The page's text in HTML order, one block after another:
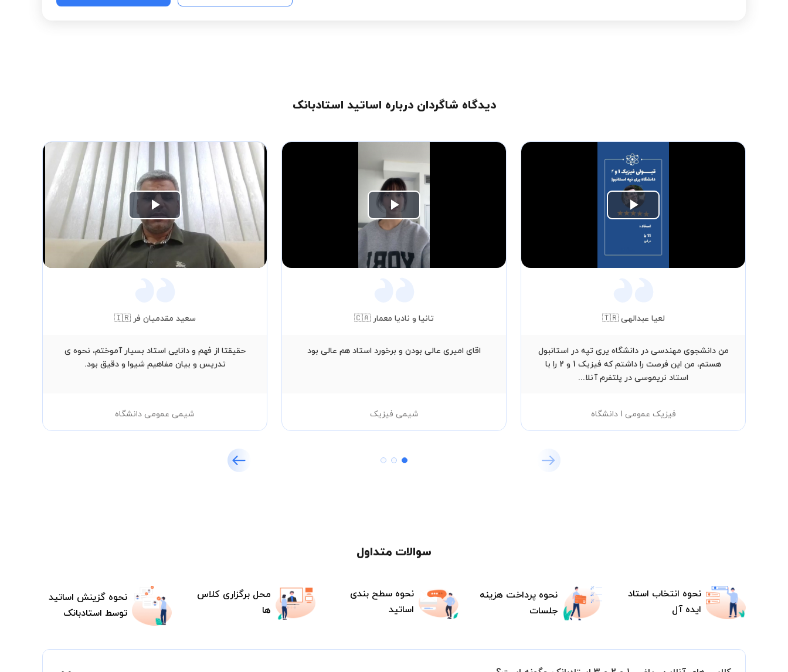
دیدگاه شاگردان درباره اساتید استادبانک
Play
لعیا عبدالهی 🇹🇷
من دانشجوی مهندسی در دانشگاه یری تپه در استانبول
هستم، من این فرصت را داشتم که فیزیک 1 و 2 را با
استاد نریموسی در پلتفرم آنلا...
فیزیک عمومی 1 دانشگاه
Play
Video
تانیا و نادیا معمار 🇨🇦
اقای امیری عالی بودن و برخورد استاد هم عالی بود
شیمی فیزیک
Play
Video
سعید مقدمیان فر 🇮🇷
حقیقتا از فهم و دانایی استاد بسیار آموختم، نحوه ی
تدریس و بیان مفاهیم شیوا و دقیق بود.
شیمی عمومی دانشگاه
سوالات متداول
نحوه انتخاب استاد
ایده آل
نحوه پرداخت هزینه
جلسات
نحوه سطح بندی
اساتید
محل برگزاری کلاس
ها
نحوه گزینش اساتید
توسط استادبانک